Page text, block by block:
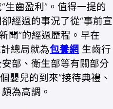
生齒盈利”。值得一提的
經過的事況了從“事前宣
聞”的經過歷程。早在
總局就為包養網 生齒行
部、衛生部等有關部分
嬰兒的到來”接待典禮、
為高調。